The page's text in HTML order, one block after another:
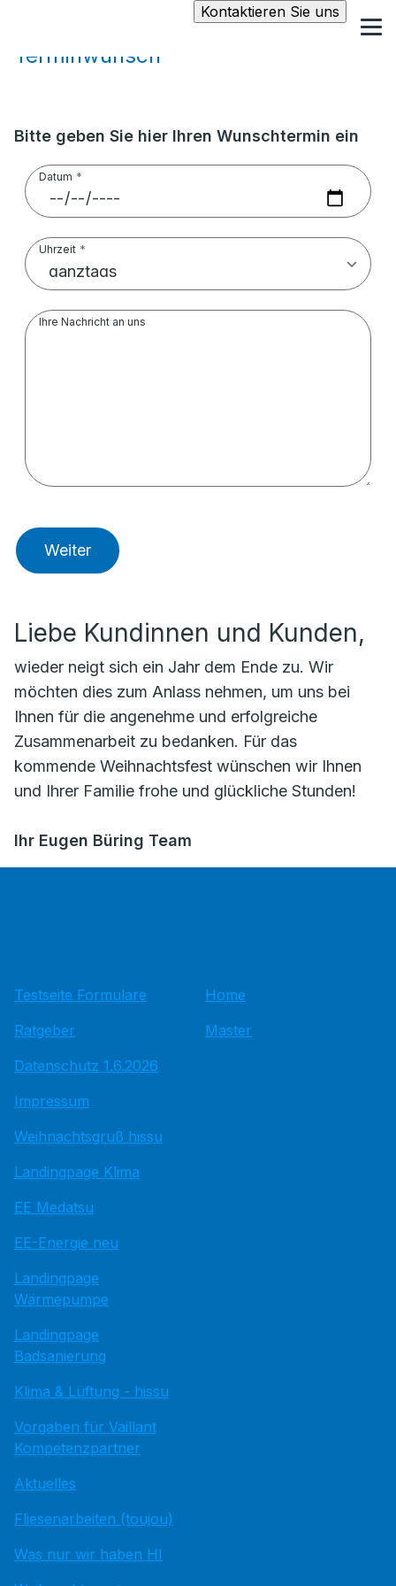
Kontaktieren Sie uns
Terminwunsch
Bitte geben Sie hier Ihren Wunschtermin ein
Datum
Uhrzeit
Ihre Nachricht an uns
Weiter
Liebe Kundinnen und Kunden,
wieder neigt sich ein Jahr dem Ende zu. Wir
möchten dies zum Anlass nehmen, um uns bei
Ihnen für die angenehme und erfolgreiche
Zusammenarbeit zu bedanken. Für das
kommende Weihnachtsfest wünschen wir Ihnen
und Ihrer Familie frohe und glückliche Stunden!
Ihr Eugen Büring Team
Testseite Formulare
Ratgeber
Datenschutz 1.6.2026
Impressum
Weihnachtsgruß hissu
Landingpage Klima
EE Medatsu
EE-Energie neu
Landingpage
Wärmepumpe
Landingpage
Badsanierung
Klima & Lüftung - hissu
Vorgaben für Vaillant
Kompetenzpartner
Aktuelles
Fliesenarbeiten (toujou)
Was nur wir haben HI
Home
Master